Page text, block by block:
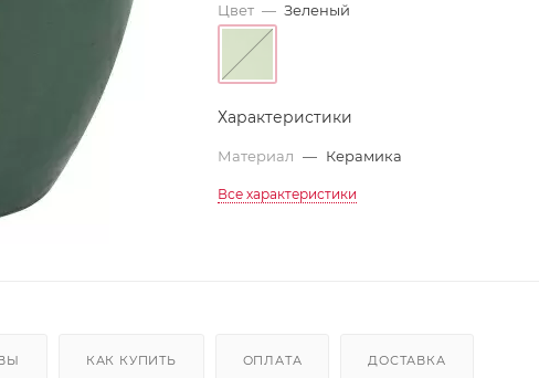
Цвет — Зеленый
Характеристики
Материал — Керамика
Все характеристики
КАК КУПИТЬ ОПЛАТА ДОСТАВКА